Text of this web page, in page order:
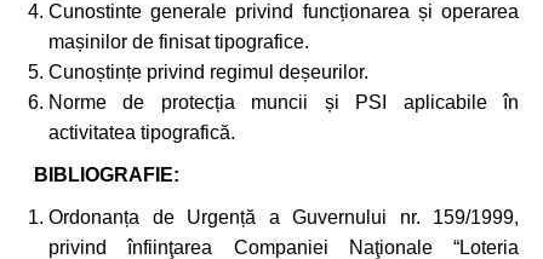
Cunostinte generale privind funcționarea și operarea
mașinilor de finisat tipografice.
Cunoștințe privind regimul deșeurilor.
Norme de protecția muncii și PSI aplicabile în
activitatea tipografică.
BIBLIOGRAFIE:
Ordonanța de Urgență a Guvernului nr. 159/1999,
privind înfiinţarea Companiei Naţionale “Loteria